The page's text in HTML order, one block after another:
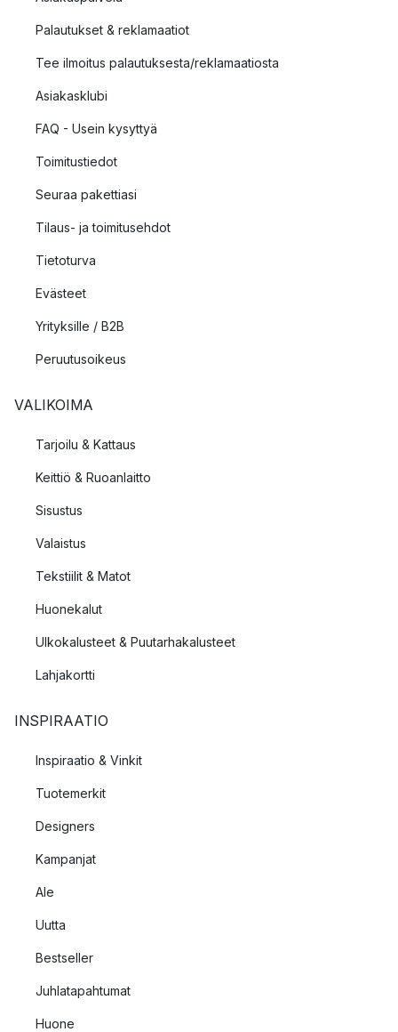
Palautukset & reklamaatiot
Tee ilmoitus palautuksesta/reklamaatiosta
Asiakasklubi
FAQ - Usein kysyttyä
Toimitustiedot
Seuraa pakettiasi
Tilaus- ja toimitusehdot
Tietoturva
Evästeet
Yrityksille / B2B
Peruutusoikeus
VALIKOIMA
Tarjoilu & Kattaus
Keittiö & Ruoanlaitto
Sisustus
Valaistus
Tekstiilit & Matot
Huonekalut
Ulkokalusteet & Puutarhakalusteet
Lahjakortti
INSPIRAATIO
Inspiraatio & Vinkit
Tuotemerkit
Designers
Kampanjat
Ale
Uutta
Bestseller
Juhlatapahtumat
Huone